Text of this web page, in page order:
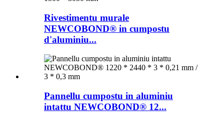
Rivestimentu murale
NEWCOBOND® in cumpostu
d'aluminiu...
Pannellu cumpostu in aluminiu
intattu NEWCOBOND® 12...